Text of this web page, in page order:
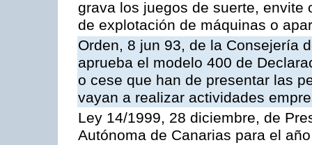
grava los juegos de suerte, envite
de explotación de máquinas o
Orden, 8 jun 93, de la Consejería
aprueba el modelo 400 de
o cese que han de presentar las
vayan a realizar actividades
Ley 14/1999, 28 diciembre, de
Autónoma de Canarias para el